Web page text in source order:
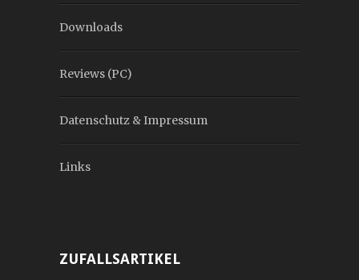
Downloads
Reviews (PC)
Datenschutz & Impressum
Links
ZUFALLSARTIKEL